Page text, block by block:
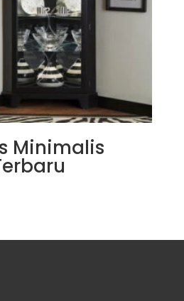
Minimalis